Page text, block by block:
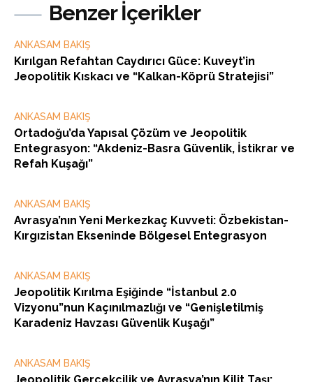
Benzer İçerikler
ANKASAM BAKIŞ
Kırılgan Refahtan Caydırıcı Güce: Kuveyt’in
Jeopolitik Kıskacı ve “Kalkan-Köprü Stratejisi”
ANKASAM BAKIŞ
Ortadoğu’da Yapısal Çözüm ve Jeopolitik
Entegrasyon: “Akdeniz-Basra Güvenlik, İstikrar ve
Refah Kuşağı”
ANKASAM BAKIŞ
Avrasya’nın Yeni Merkezkaç Kuvveti: Özbekistan-
Kırgızistan Ekseninde Bölgesel Entegrasyon
ANKASAM BAKIŞ
Jeopolitik Kırılma Eşiğinde “İstanbul 2.0
Vizyonu”nun Kaçınılmazlığı ve “Genişletilmiş
Karadeniz Havzası Güvenlik Kuşağı”
ANKASAM BAKIŞ